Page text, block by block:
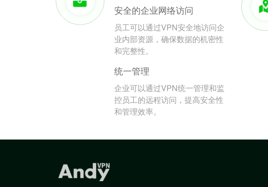
安全的企业网络访问
员工可以通过VPN安全地访问企
业内部资源，确保数据的机密性
和完整性。
统一管理
企业可以通过VPN统一管理和监
控员工的远程访问，提高安全性
和管理效率。